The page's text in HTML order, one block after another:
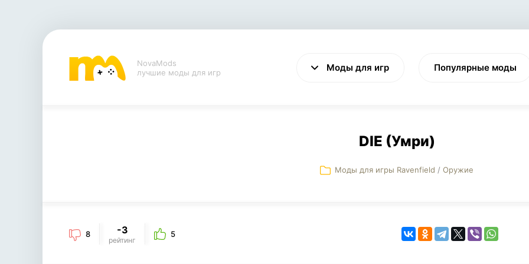
NovaMods
лучшие моды для игр
Моды для игр
VALHEIM CYBERPUNK 2077
Популярные моды
DIE (Умри)
Моды для игры Ravenfield / Оружие
8 -3
рейтинг
5